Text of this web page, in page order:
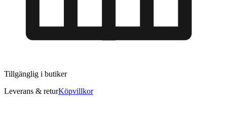
Tillgänglig i butiker
Leverans & returKöpvillkor